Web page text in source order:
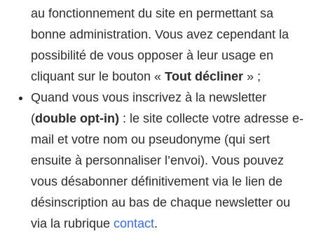
au fonctionnement du site en permettant sa
bonne administration. Vous avez cependant la
possibilité de vous opposer à leur usage en
cliquant sur le bouton « Tout décliner » ;
Quand vous vous inscrivez à la newsletter
(double opt-in) : le site collecte votre adresse e-
mail et votre nom ou pseudonyme (qui sert
ensuite à personnaliser l’envoi). Vous pouvez
vous désabonner définitivement via le lien de
désinscription au bas de chaque newsletter ou
via la rubrique contact.